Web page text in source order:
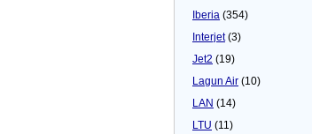
Iberia (354)
Interjet(3)
Jet2 (19)
Lagun Air (10)
LAN (14)
LTU (11)